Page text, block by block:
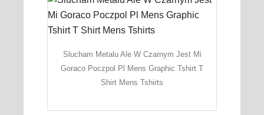
Slucham Metalu Ale W Czarnym Jest Mi
Goraco Poczpol Pl Mens Graphic Tshirt T
Shirt Mens Tshirts